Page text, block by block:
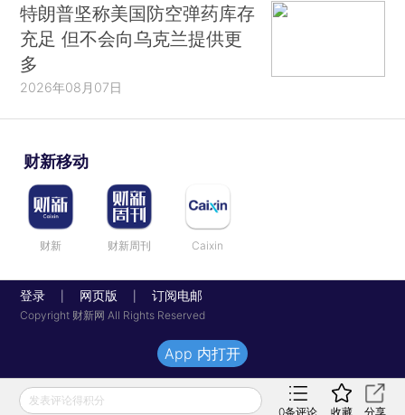
特朗普坚称美国防空弹药库存
充足 但不会向乌克兰提供更
多
2026年08月07日
财新移动
财新 财新周刊 Caixin
登录 网页版 订阅电邮
Copyright 财新网 All Rights Reserved
发表评论得积分
0条评论 收藏 分享
App 内打开